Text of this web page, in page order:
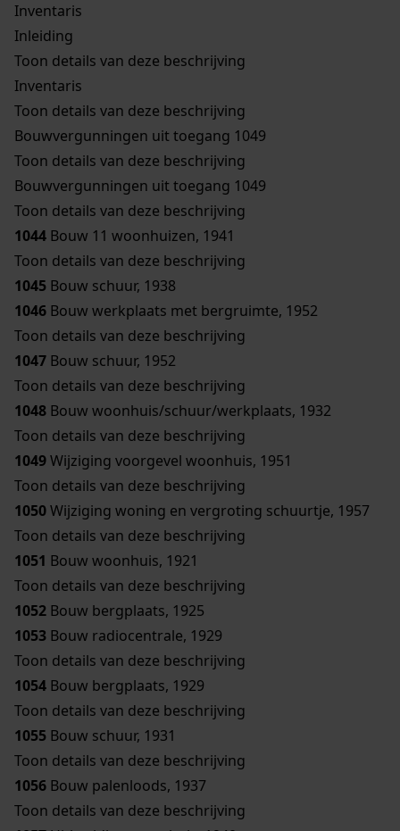
Inventaris
Inleiding
Toon details van deze beschrijving
Inventaris
Toon details van deze beschrijving
Bouwvergunningen uit toegang 1049
Toon details van deze beschrijving
Bouwvergunningen uit toegang 1049
Toon details van deze beschrijving
1044 Bouw 11 woonhuizen, 1941
Toon details van deze beschrijving
1045 Bouw schuur, 1938
1046 Bouw werkplaats met bergruimte, 1952
Toon details van deze beschrijving
1047 Bouw schuur, 1952
Toon details van deze beschrijving
1048 Bouw woonhuis/schuur/werkplaats, 1932
Toon details van deze beschrijving
1049Wijziging voorgevel woonhuis, 1951
Toon details van deze beschrijving
1050Wijziging woning en vergroting schuurtje, 1957
Toon details van deze beschrijving
1051 Bouw woonhuis, 1921
Toon details van deze beschrijving
1052 Bouw bergplaats, 1925
1053 Bouw radiocentrale, 1929
Toon details van deze beschrijving
1054 Bouw bergplaats, 1929
Toon details van deze beschrijving
1055 Bouw schuur, 1931
Toon details van deze beschrijving
1056 Bouw palenloods, 1937
Toon details van deze beschrijving